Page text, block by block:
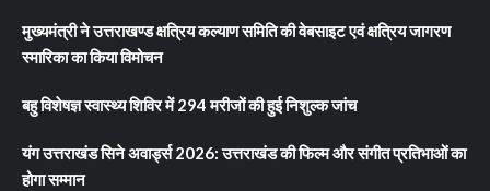
मुख्यमंत्री ने उत्तराखण्ड क्षत्रिय कल्याण समिति की वेबसाइट एवं क्षत्रिय जागरण
स्मारिका का किया विमोचन
बहु विशेषज्ञ स्वास्थ्य शिविर में 294 मरीजों की हुई निशुल्क जांच
यंग उत्तराखंड सिने अवार्ड्स 2026: उत्तराखंड की फिल्म और संगीत प्रतिभाओं का
होगा सम्मान